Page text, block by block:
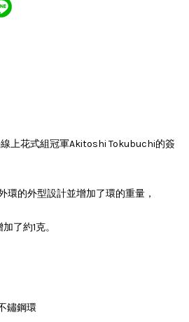
上花式組冠軍Akitoshi Tokubuchi的簽
環的外型設計並增加了環的重量，
了約1克。
鏽鋼環